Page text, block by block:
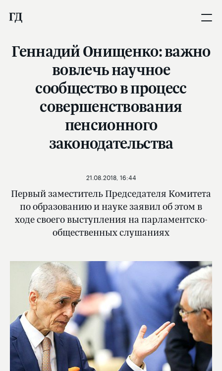
Геннадий Онищенко: важно
вовлечь научное
сообщество в процесс
совершенствования
пенсионного
законодательства
Первый заместитель Председателя Комитета
по образованию и науке заявил об этом в
ходе своего выступления на парламентско-
общественных слушаниях
21.08.2018, 16:44